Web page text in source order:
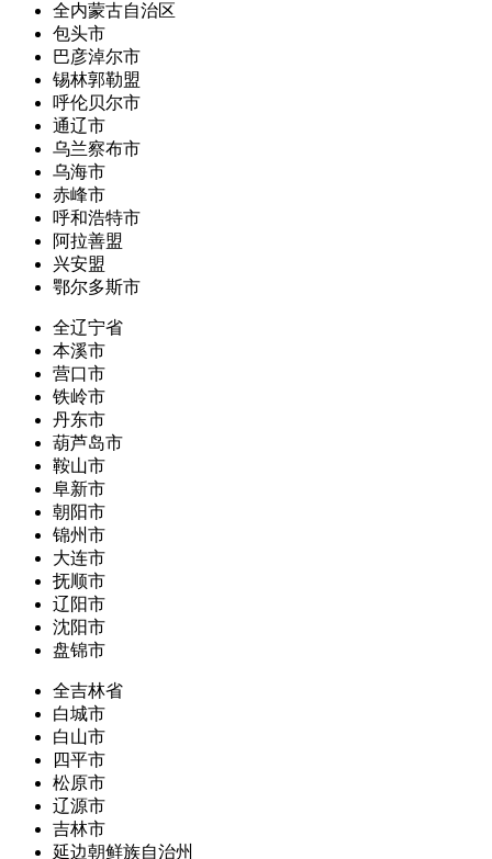
全内蒙古自治区
包头市
巴彦淖尔市
锡林郭勒盟
呼伦贝尔市
通辽市
乌兰察布市
乌海市
赤峰市
呼和浩特市
阿拉善盟
兴安盟
鄂尔多斯市
全辽宁省
本溪市
营口市
铁岭市
丹东市
葫芦岛市
鞍山市
阜新市
朝阳市
锦州市
大连市
抚顺市
辽阳市
沈阳市
盘锦市
全吉林省
白城市
白山市
四平市
松原市
辽源市
吉林市
延边朝鲜族自治州